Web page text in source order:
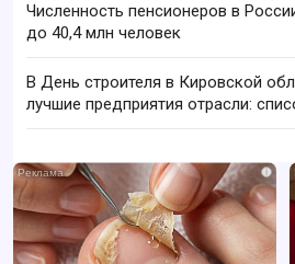
Численность пенсионеров в
до 40,4 млн человек
В День строителя в Кировской
лучшие предприятия отрасли:
i